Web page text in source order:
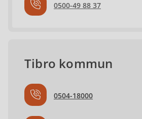
0500-49 88 37
Tibro kommun
0504-18000